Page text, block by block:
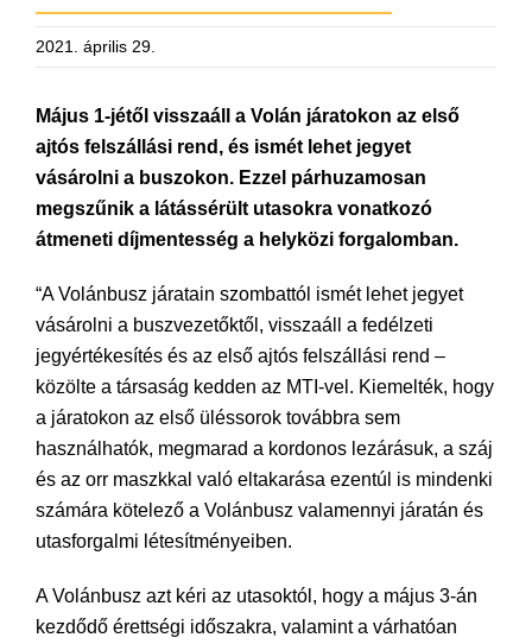
2021. április 29.
Május 1-jétől visszaáll a Volán járatokon az első
ajtós felszállási rend, és ismét lehet jegyet
vásárolni a buszokon. Ezzel párhuzamosan
megszűnik a látássérült utasokra vonatkozó
átmeneti díjmentesség a helyközi forgalomban.
“A Volánbusz járatain szombattól ismét lehet jegyet
vásárolni a buszvezetőktől, visszaáll a fedélzeti
jegyértékesítés és az első ajtós felszállási rend –
közölte a társaság kedden az MTI-vel. Kiemelték, hogy
a járatokon az első üléssorok továbbra sem
használhatók, megmarad a kordonos lezárásuk, a száj
és az orr maszkkal való eltakarása ezentúl is mindenki
számára kötelező a Volánbusz valamennyi járatán és
utasforgalmi létesítményeiben.
A Volánbusz azt kéri az utasoktól, hogy a május 3-án
kezdődő érettségi időszakra, valamint a várhatóan